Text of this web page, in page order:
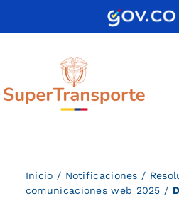
Inicio / Notificaciones /
comunicaciones web 2025 /